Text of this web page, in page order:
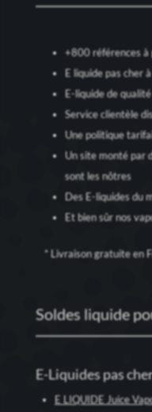
+800 références à
E liquide pas cher
E-liquide de
Service clientèle
Une politique
Un site monté par
sont les nôtres
Des E-liquides du
Et bien sûr nos
* Livraison gratuite en
Soldes liquide
E-Liquides pas
E LIQUIDE Juice